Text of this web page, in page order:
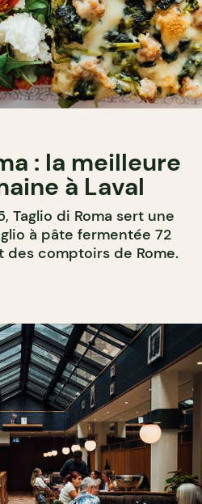
: la meilleure
à Laval
Taglio di Roma sert une
à pâte fermentée 72
des comptoirs de Rome.